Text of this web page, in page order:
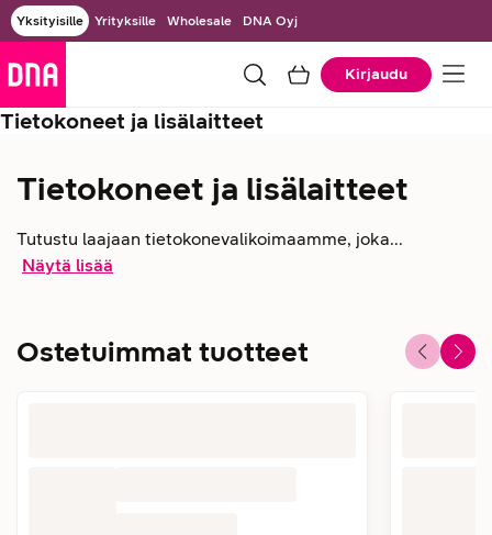
Yksityisille Yrityksille Wholesale DNA Oyj
Kirjaudu
Tietokoneet ja lisälaitteet
Tietokoneet ja lisälaitteet
Tutustu laajaan tietokonevalikoimaamme, joka...
Näytä lisää
Ostetuimmat tuotteet